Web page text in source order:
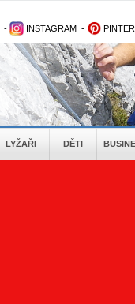
- INSTAGRAM -
LYŽAŘI DĚTI